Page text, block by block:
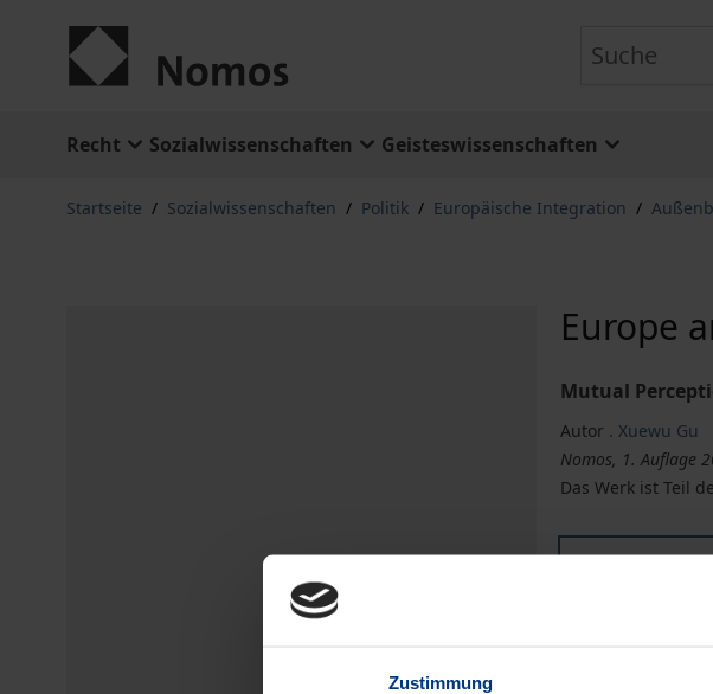
Zustimmung
Recht Sozialwissenschaften Geisteswissenschaften
Startseite / Sozialwissenschaften / Politik / Europäische Integration /
Europe
Mutual
Autor . Xuewu Gu
Nomos, 1. Auflage
Das Werk ist Teil